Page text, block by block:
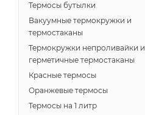
Термосы бутылки
Вакуумные термокружки и
термостаканы
Термокружки непроливайки и
герметичные термостаканы
Красные термосы
Оранжевые термосы
Термосы на 1 литр